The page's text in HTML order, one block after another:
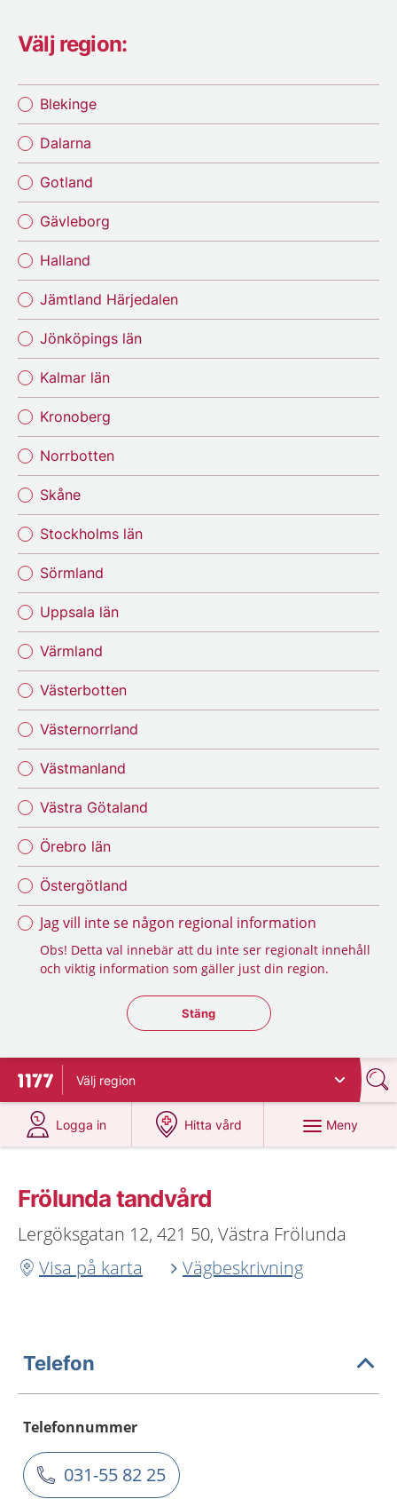
Välj region:
Blekinge
Dalarna
Gotland
Gävleborg
Halland
Jämtland Härjedalen
Jönköpings län
Kalmar län
Kronoberg
Norrbotten
Skåne
Stockholms län
Sörmland
Uppsala län
Värmland
Västerbotten
Västernorrland
Västmanland
Västra Götaland
Örebro län
Östergötland
Jag vill inte se någon regional information
Obs! Detta val innebär att du inte ser regionalt innehåll
och viktig information som gäller just din region.
Stäng regionsväljaren
Stäng
Till startsidan för 1177
Välj region
Logga in
på 1177.se
Hitta vård
på 1177.se
Meny
Frölunda tandvård
Lergöksgatan 12, 421 50, Västra Frölunda
Visa på karta
Vägbeskrivning
Telefon
Telefonnummer
031-55 82 25